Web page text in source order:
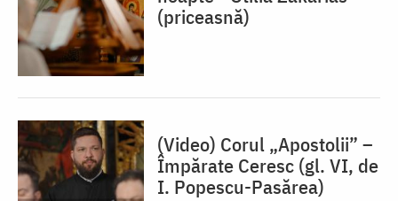
(priceasnă)
(Video) Corul „Apostolii” –
⁠Împărate Ceresc (gl. VI, de
I. Popescu-Pasărea)